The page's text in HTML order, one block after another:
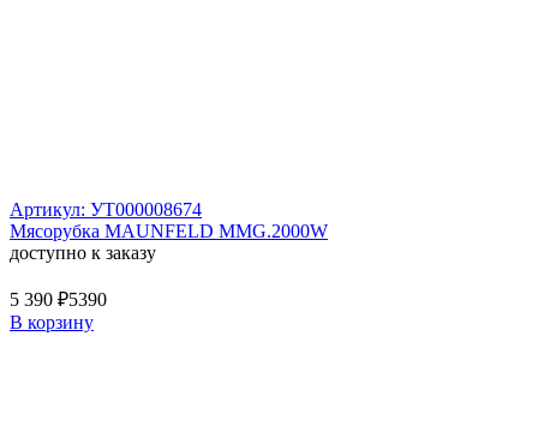
Артикул: УТ000008674
Мясорубка MAUNFELD MMG.2000W
доступно к заказу
5 390 ₽5390
В корзину